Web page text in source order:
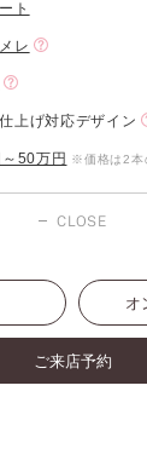
ト
レ
上げ対応デザイン
50万円 ※価格は2本
CLOSE
オ
ご来店予約